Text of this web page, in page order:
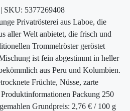
| SKU: 5377269408
Privatrösterei aus Laboe, die
aller Welt anbietet, die frisch und
Trommelröster geröstet
ist fein abgestimmt in heller
aus Peru und Kolumbien.
Früchte, Nüsse, zarte
Packung 250
Grundpreis: 2,76 € / 100 g